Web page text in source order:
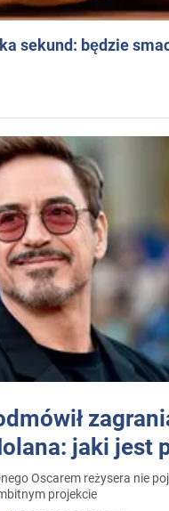
sekund: będzie
jaki jest
Oscarem reżysera nie
projekcie